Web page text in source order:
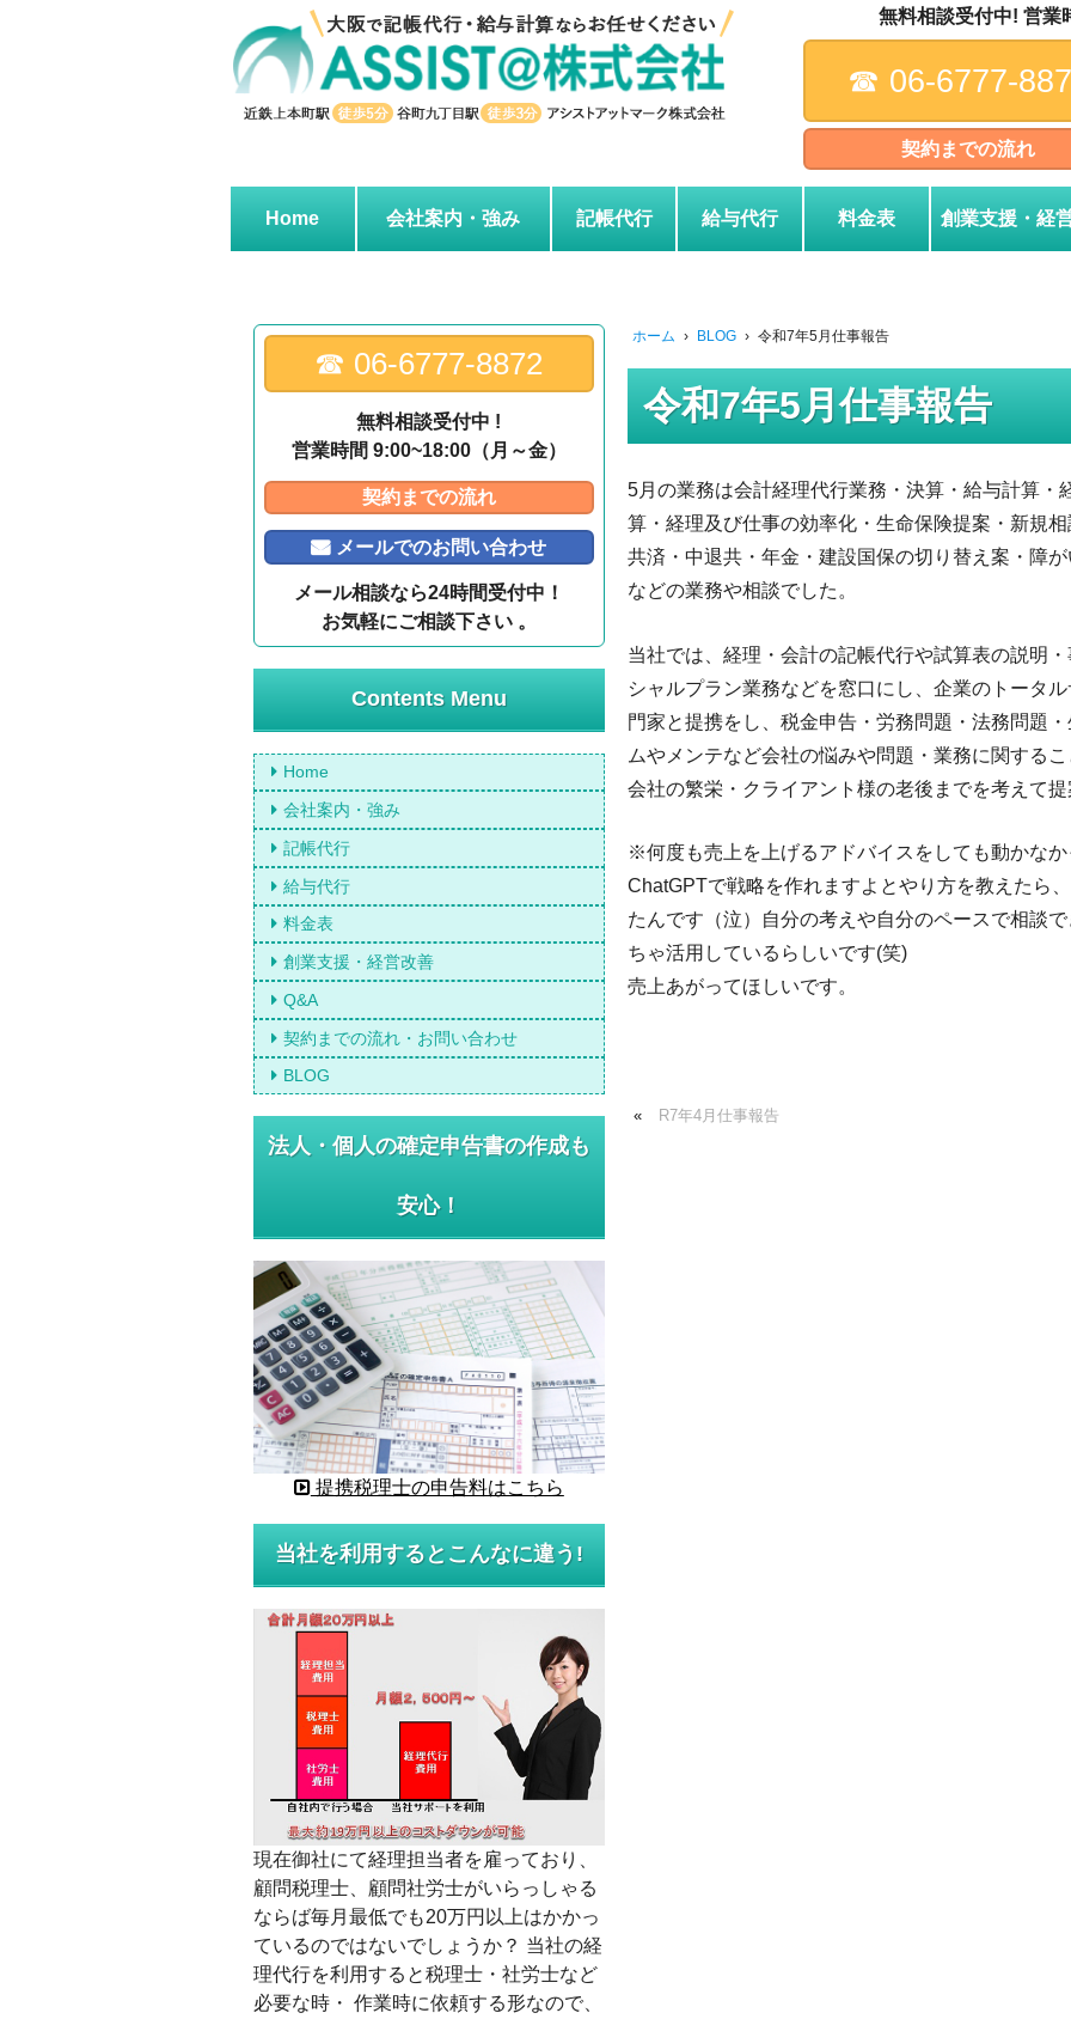
メ
イ
ン
無料相談受付中! 営業
☎︎ 06-6777-
契約までの流れ
Home 会社案内・強み 記帳代行 給与代行 料金表 創業支援・経
ホーム › BLOG › 令和7年5月仕事報告
令和7年5月仕事報告
5月の業務は会計経理代行業務・決算・給与計算・
算・経理及び仕事の効率化・生命保険提案・新規
共済・中退共・年金・建設国保の切り替え案・障
などの業務や相談でした。
当社では、経理・会計の記帳代行や試算表の説明
シャルプラン業務などを窓口にし、企業のトータ
門家と提携をし、税金申告・労務問題・法務問題
ムやメンテなど会社の悩みや問題・業務に関する
会社の繁栄・クライアント様の老後までを考えて提
※何度も売上を上げるアドバイスをしても動かなか
ChatGPTで戦略を作れますよとやり方を教えたら
たんです（泣）自分の考えや自分のペースで相談
ちゃ活用しているらしいです(笑)
売上あがってほしいです。
« R7年4月仕事報告
☎︎ 06-6777-8872
無料相談受付中 !
営業時間 9:00~18:00（月～金）
契約までの流れ
メールでのお問い合わせ
メール相談なら24時間受付中！
お気軽にご相談下さい 。
Contents Menu
Home
会社案内・強み
記帳代行
給与代行
料金表
創業支援・経営改善
Q&A
契約までの流れ・お問い合わせ
BLOG
法人・個人の確定申告書の作成も
安心！
提携税理士の申告料はこちら
当社を利用するとこんなに違う!
現在御社にて経理担当者を雇っており、
顧問税理士、顧問社労士がいらっしゃる
ならば毎月最低でも20万円以上はかかっ
ているのではないでしょうか？ 当社の経
理代行を利用すると税理士・社労士など
必要な時・ 作業時に依頼する形なので、